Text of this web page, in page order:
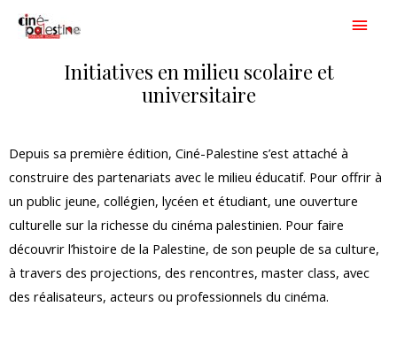
Aller
Initiatives en milieu scolaire et
universitaire
Depuis sa première édition, Ciné-Palestine s’est attaché à
construire des partenariats avec le milieu éducatif. Pour offrir à
un public jeune, collégien, lycéen et étudiant, une ouverture
culturelle sur la richesse du cinéma palestinien. Pour faire
découvrir l’histoire de la Palestine, de son peuple de sa culture,
à travers des projections, des rencontres, master class, avec
des réalisateurs, acteurs ou professionnels du cinéma.